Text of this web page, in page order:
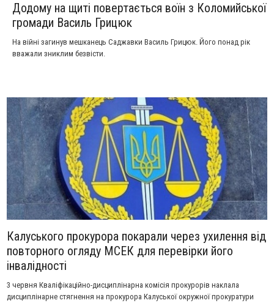
Додому на щиті повертається воїн з Коломийської
громади Василь Грицюк
На війні загинув мешканець Саджавки Василь Грицюк. Його понад рік
вважали зниклим безвісти.
Калуського прокурора покарали через ухилення від
повторного огляду МСЕК для перевірки його
інвалідності
3 червня Кваліфікаційно-дисциплінарна комісія прокурорів наклала
дисциплінарне стягнення на прокурора Калуської окружної прокуратури